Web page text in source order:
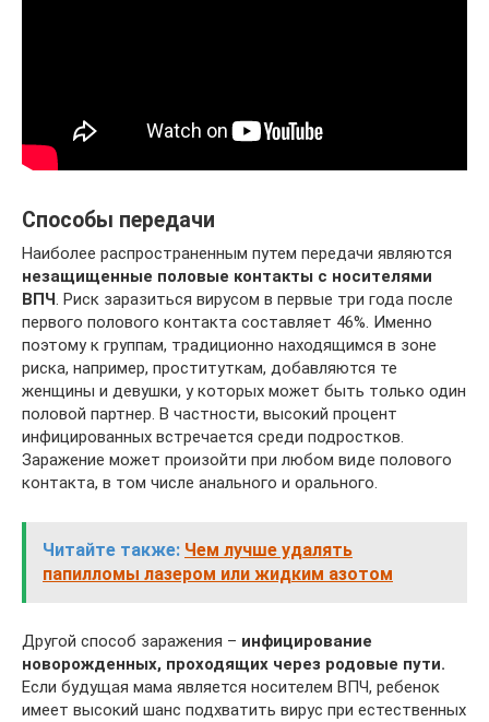
Способы передачи
Наиболее распространенным путем передачи являются
незащищенные половые контакты с носителями
ВПЧ. Риск заразиться вирусом в первые три года после
первого полового контакта составляет 46%. Именно
поэтому к группам, традиционно находящимся в зоне
риска, например, проституткам, добавляются те
женщины и девушки, у которых может быть только один
половой партнер. В частности, высокий процент
инфицированных встречается среди подростков.
Заражение может произойти при любом виде полового
контакта, в том числе анального и орального.
Читайте также: Чем лучше удалять
папилломы лазером или жидким азотом
Другой способ заражения – инфицирование
новорожденных, проходящих через родовые пути.
Если будущая мама является носителем ВПЧ, ребенок
имеет высокий шанс подхватить вирус при естественных